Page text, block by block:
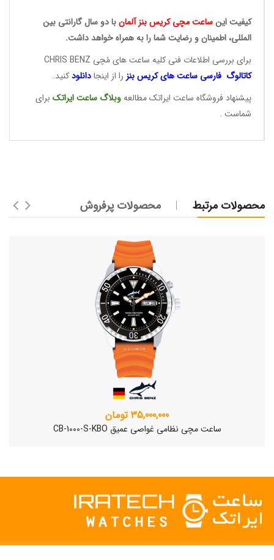
کیفیت اینساعت مچی کریسبنز آلمانبا دو سال گارانتی بین
المللی، اطمینان و رضایت شما را به همراه خواهد داشت.
برای بررسی اطلاعات فنی کلیه ساعت های مُچی CHRIS BENZ
کاتالوگ فارسی ساعت هایکریس بنز را از اینجادانلودکنید.
پیشنهاد فروشگاه ساعت ایراتک مطالعهوبلاگ ساعتایراتک برای
شماست .
محصولات مرتبط محصولات پرفروش
35,000,000 تومان
ساعت مچی نظامی غواصی عمیق CB-1000-S-KBO